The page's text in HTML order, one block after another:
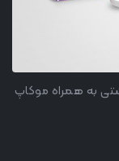
به همراه موکاپ